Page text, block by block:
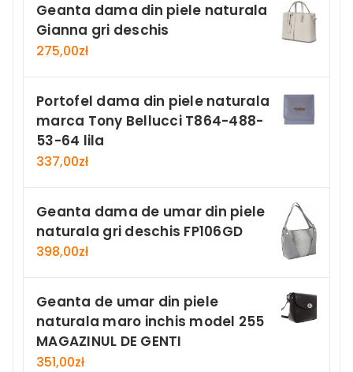
Geanta dama din piele naturala
Gianna gri deschis
275,00zł
Portofel dama din piele naturala
marca Tony Bellucci T864-488-
53-64 lila
337,00zł
Geanta dama de umar din piele
naturala gri deschis FP106GD
398,00zł
Geanta de umar din piele
naturala maro inchis model 255
MAGAZINUL DE GENTI
351,00zł